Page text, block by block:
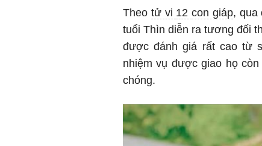
Theo tử vi 12 con giáp, qua
tuổi Thìn diễn ra tương đối
được đánh giá rất cao từ
nhiệm vụ được giao họ
chóng.